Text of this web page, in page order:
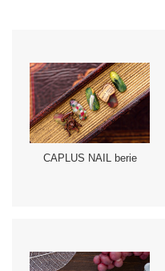
CAPLUS NAIL berie